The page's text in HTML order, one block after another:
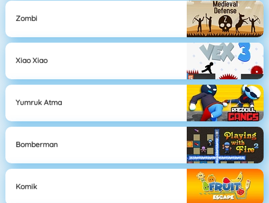
Zombi
Xiao Xiao
Yumruk Atma
Bomberman
Komik